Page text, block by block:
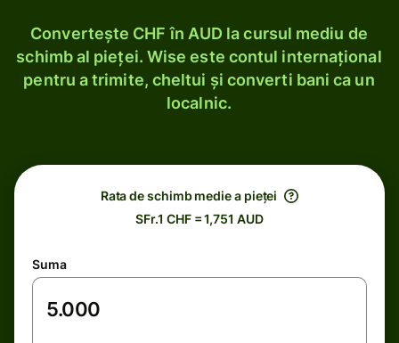
Convertește CHF în AUD la cursul mediu de
schimb al pieței. Wise este contul internațional
pentru a trimite, cheltui și converti bani ca un
localnic.
Rata de schimb medie a pieței
SFr.1 CHF = 1,751 AUD
Suma